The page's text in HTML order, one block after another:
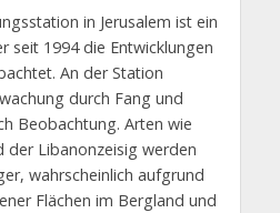
in Jerusalem ist ein
seit 1994 die Entwicklungen
An der Station
durch Fang und
Beobachtung. Arten wie
der Libanonzeisig werden
wahrscheinlich aufgrund
Flächen im Bergland und